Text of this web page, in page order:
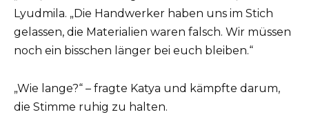
Lyudmila. „Die Handwerker haben uns im Stich
gelassen, die Materialien waren falsch. Wir müssen
noch ein bisschen länger bei euch bleiben.“
„Wie lange?“ – fragte Katya und kämpfte darum,
die Stimme ruhig zu halten.